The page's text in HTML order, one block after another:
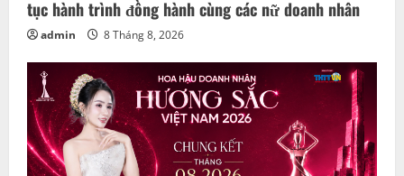
tục hành trình đồng hành cùng các nữ doanh nhân
admin 8 Tháng 8, 2026